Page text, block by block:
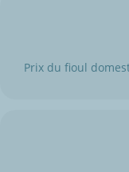
Prix du fioul